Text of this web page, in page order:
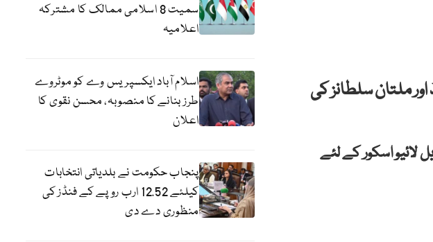
آباد یونائیٹڈ اور ملتان سلطانز کی
ایس ایل لائیو اسکور کے لئے
سمیت 8 اسلامی ممالک کا مشترکہ
اعلامیہ
اسلام آباد ایکسپریس وے کو موٹروے
طرز بنانے کا منصوبہ، محسن نقوی کا
اعلان
پنجاب حکومت نے بلدیاتی انتخابات
کیلئے 12.52 ارب روپے کے فنڈز کی
منظوری دے دی